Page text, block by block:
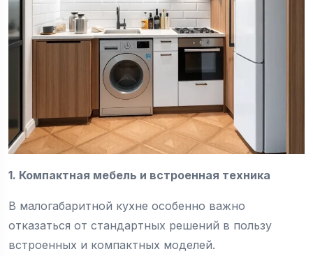
1. Компактная мебель и встроенная техника
В малогабаритной кухне особенно важно
отказаться от стандартных решений в пользу
встроенных и компактных моделей.